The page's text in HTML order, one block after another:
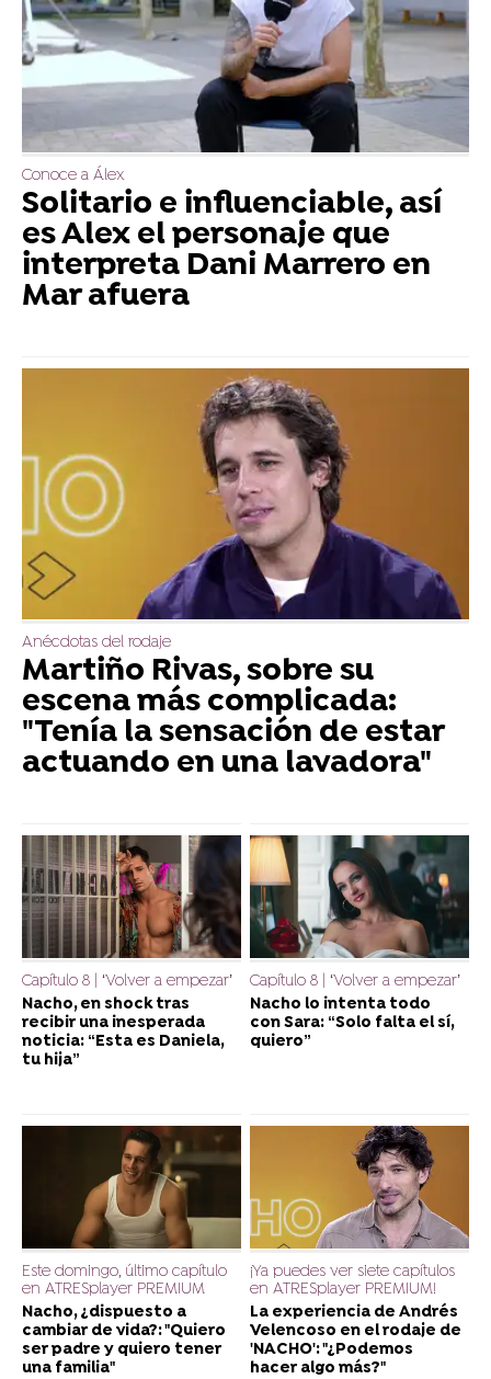
Conoce a Álex
Solitario e influenciable, así
es Alex el personaje que
interpreta Dani Marrero en
Mar afuera
Anécdotas del rodaje
Martiño Rivas, sobre su
escena más complicada:
"Tenía la sensación de estar
actuando en una lavadora"
Capítulo 8 | ‘Volver a empezar’
Nacho, en shock tras
recibir una inesperada
noticia: “Esta es Daniela,
tu hija”
Capítulo 8 | ‘Volver a empezar’
Nacho lo intenta todo
con Sara: “Solo falta el sí,
quiero”
Este domingo, último capítulo
en ATRESplayer PREMIUM
Nacho, ¿dispuesto a
cambiar de vida?: "Quiero
ser padre y quiero tener
una familia"
¡Ya puedes ver siete capítulos
en ATRESplayer PREMIUM!
La experiencia de Andrés
Velencoso en el rodaje de
'NACHO': "¿Podemos
hacer algo más?"